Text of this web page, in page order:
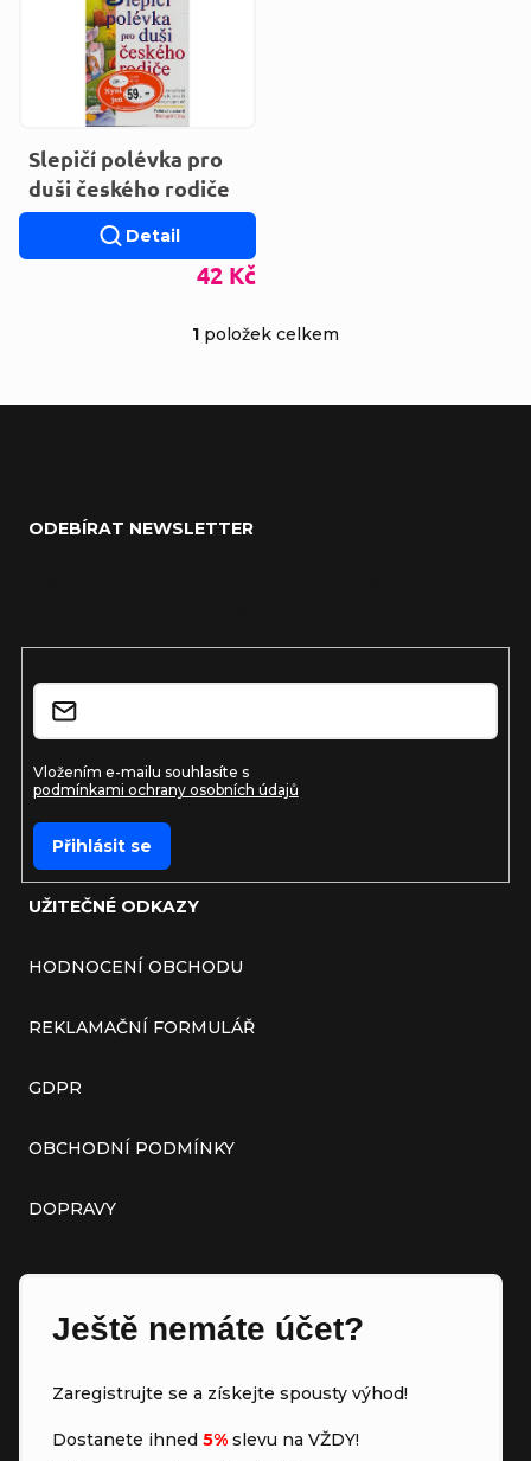
Slepičí polévka pro
duši českého rodiče
42 Kč
Detail
1 položek celkem
UŽITEČNÉ ODKAZY
HODNOCENÍ OBCHODU
REKLAMAČNÍ FORMULÁŘ
GDPR
OBCHODNÍ PODMÍNKY
DOPRAVY
Ještě nemáte účet?
Zaregistrujte se a získejte spousty výhod!
Dostanete ihned 5% slevu na VŽDY!
ODEBÍRAT NEWSLETTER
Vložením e-mailu souhlasíte s
podmínkami ochrany osobních údajů
Přihlásit se